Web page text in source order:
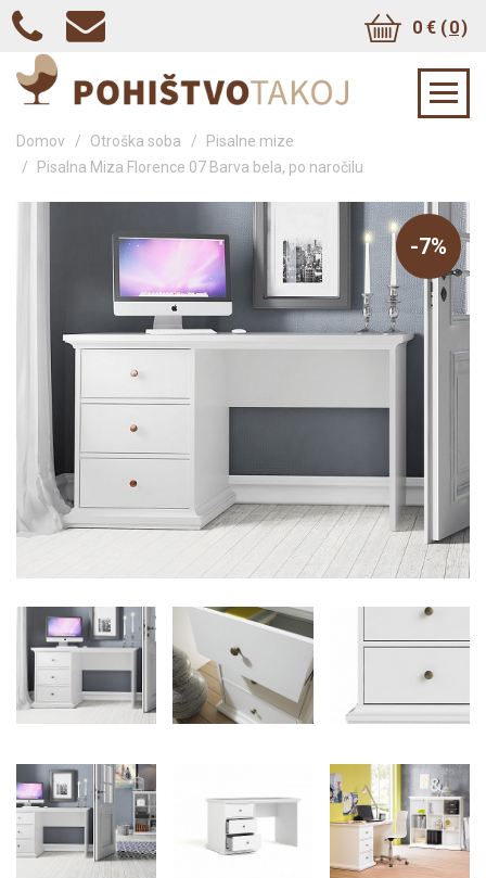
0 € (0)
Domov / Otroška soba /
Pisalne mize
/
Pisalna Miza Florence 07 Barva bela, po naročilu
-7%